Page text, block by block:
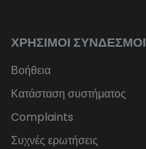
ΧΡΉΣΙΜΟΙ ΣΎΝΔΕΣΜΟΙ
Βοήθεια
Κατάσταση συστήματος
Complaints
Συχνές ερωτήσεις